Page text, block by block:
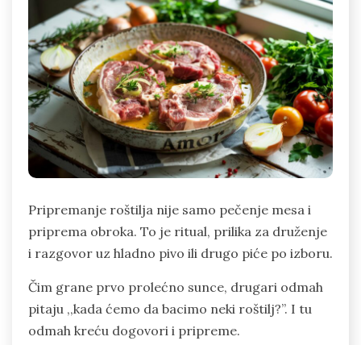
Pripremanje roštilja nije samo pečenje mesa i
priprema obroka. To je ritual, prilika za druženje
i razgovor uz hladno pivo ili drugo piće po izboru.
Čim grane prvo prolećno sunce, drugari odmah
pitaju ,,kada ćemo da bacimo neki roštilj?”. I tu
odmah kreću dogovori i pripreme.